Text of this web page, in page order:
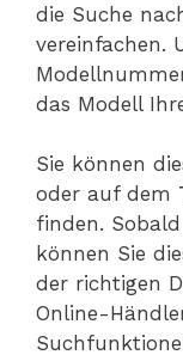
die Suche
vereinfachen.
das Modell
Sie können
oder auf dem
finden.
können Sie
der richtigen
Online-